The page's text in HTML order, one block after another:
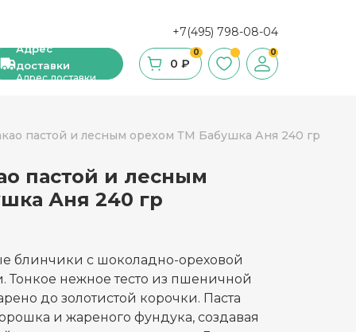
+7(495) 798-08-04
Адрес
доставки
Адрес доставки
0
0 ₽
0
пастой и лесным орехом ТМ Бабушка Аня 240 гр
пастой и лесным
Аня 240 гр
блинчики с шоколадно-ореховой
Тонкое нежное тесто из пшеничной
до золотистой корочки. Паста
и жареного фундука, создавая
сухие завтраки, мюсли
масло
и уксус